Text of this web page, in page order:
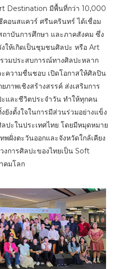
Destination มีพื้นที่กว่า 10,000
อนสแควร์ ศรีนครินทร์ ได้เชื่อม
ถาบันการศึกษา และภาคสังคม ซึ่ง
ให้เกิดเป็นชุมชนศิลปะ หรือ Art
วมประสบการณ์ทางศิลปะหลาก
ความชื่นชอบ เปิดโอกาสให้ศิลปิน
าพเชิงสร้างสรรค์ ส่งเสริมการ
ะและชีวิตประจำวัน ทำให้ทุกคน
ยังตั้งใจในการมีส่วนร่วมอย่างแข็ง
ปะในประเทศไทย โดยมีหมุดหมาย
ฝั่งตะวันออกและจังหวัดใกล้เคียง
งการศิลปะของไทยเป็น Soft
คมโลก